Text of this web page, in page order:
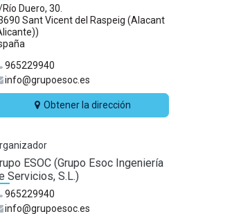
Duero, 30.
Sant Vicent del Raspeig (Alacant
965229940
info@grupoesoc.es
Obtener la dirección
ESOC (Grupo Esoc Ingeniería
Servicios, S.L.)
965229940
info@grupoesoc.es